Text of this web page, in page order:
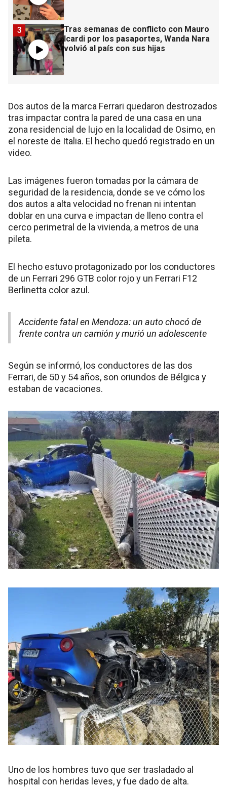
Tras semanas de conflicto con Mauro
Icardi por los pasaportes, Wanda Nara
volvió al país con sus hijas
3
Dos autos de la marca Ferrari quedaron destrozados
tras impactar contra la pared de una casa en una
zona residencial de lujo en la localidad de Osimo, en
el noreste de Italia. El hecho quedó registrado en un
video.
Las imágenes fueron tomadas por la cámara de
seguridad de la residencia, donde se ve cómo los
dos autos a alta velocidad no frenan ni intentan
doblar en una curva e impactan de lleno contra el
cerco perimetral de la vivienda, a metros de una
pileta.
El hecho estuvo protagonizado por los conductores
de un Ferrari 296 GTB color rojo y un Ferrari F12
Berlinetta color azul.
Accidente fatal en Mendoza: un auto chocó de
frente contra un camión y murió un adolescente
Según se informó, los conductores de las dos
Ferrari, de 50 y 54 años, son oriundos de Bélgica y
estaban de vacaciones.
Uno de los hombres tuvo que ser trasladado al
hospital con heridas leves, y fue dado de alta.